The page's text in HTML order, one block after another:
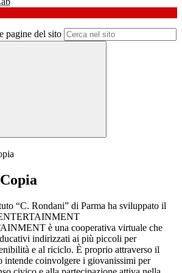
pagine del sito
“C. Rondani” di Parma ha sviluppato il
è una cooperativa virtuale che
indirizzati ai più piccoli per
e al riciclo. È proprio attraverso il
intende coinvolgere i giovanissimi per